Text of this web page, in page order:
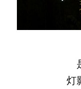
灯